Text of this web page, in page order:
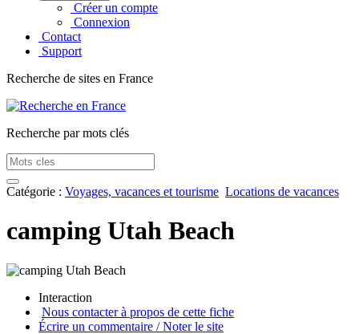
Créer un compte
Connexion
Contact
Support
Recherche de sites en France
Recherche par mots clés
Catégorie : Voyages, vacances et tourisme Locations de vacances
camping Utah Beach
Interaction
Nous contacter à propos de cette fiche
Écrire un commentaire / Noter le site